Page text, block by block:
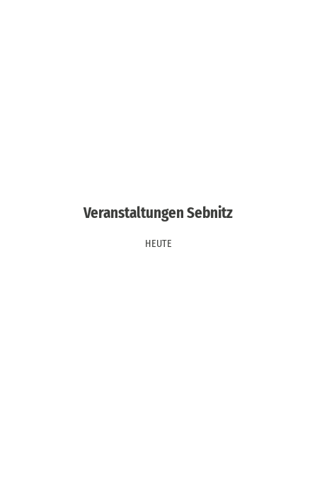
Veranstaltungen Sebnitz
HEUTE